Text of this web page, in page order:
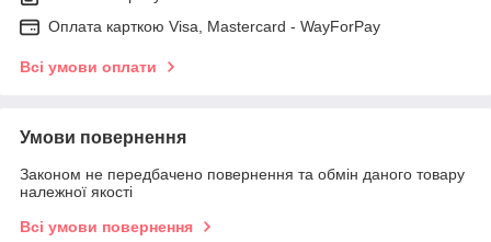
Оплата карткою Visa, Mastercard - WayForPay
Всі умови оплати
Умови повернення
Законом не передбачено повернення та обмін даного товару
належної якості
Всі умови повернення